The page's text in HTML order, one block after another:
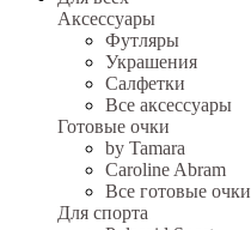
Аксессуары
Футляры
Украшения
Салфетки
Все аксессуары
Готовые очки
by Tamara
Caroline Abram
Все готовые очки
Для спорта